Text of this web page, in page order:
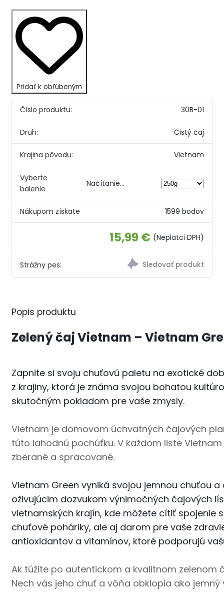
Pridať k obľúbeným
Číslo produktu: 30B-01
Druh: Čistý čaj
Krajina pôvodu: Vietnam
Vyberte
balenie
Načítanie...
Nákupom získate 1599 bodov
15,99 € (Neplatci DPH)
Strážny pes:
Popis produktu
Zelený čaj Vietnam – Vietnam
Zapnite si svoju chuťovú paletu na exotické
z krajiny, ktorá je známa svojou bohatou
skutočným pokladom pre vaše zmysly.
Vietnam je domovom úchvatných čajových
túto lahodnú pochúťku. V každom liste
zberané a spracované.
Vietnam Green vyniká svojou jemnou chuťou
oživujúcim dozvukom výnimočných čajových
vietnamských krajín, kde môžete cítiť spojenie
chuťové poháriky, ale aj darom pre vaše
antioxidantov a vitamínov, ktoré podporujú
Ak túžite po autentickom a kvalitnom zelenom
Nech vás jeho chuť a vôňa obklopia ako